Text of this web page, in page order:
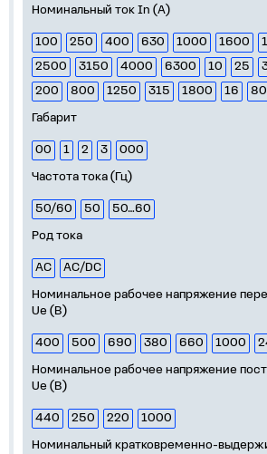
Номинальный ток In (А)
100 250 400 630 1000 1600
2500
3150 4000 6300 10 25
200
800 1250 315 1800 16 80
Габарит
00 1 2 3
000
Частота тока (Гц)
50/60 50
50…60
Род тока
AC
AC/DC
Номинальное рабочее напряжение
Ue (В)
400 500 690 380 660 1000
Номинальное рабочее напряжение
Ue (В)
440 250 220
1000
Номинальный кратковременно-